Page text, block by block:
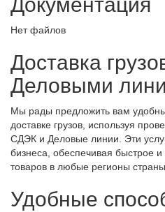
Документация
Нет файлов
Доставка
Деловыми
Мы рады предложить вам
доставке грузов, используя
СДЭК и Деловые линии. Эти
бизнеса, обеспечивая быстрое
товаров в любые регионы
Удобные